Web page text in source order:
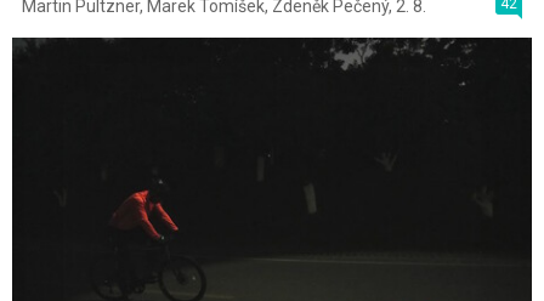
42
Martin Pultzner, Marek Tomíšek, Zdeněk Pečený, 2. 8.